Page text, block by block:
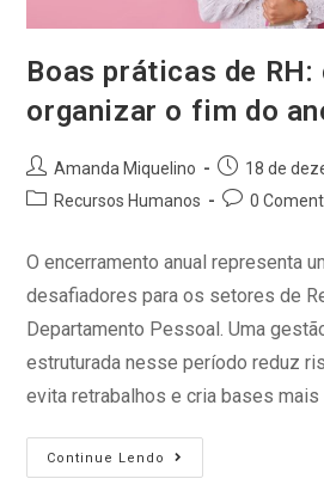
Boas práticas de RH:
organizar o fim do
Amanda Miquelino
18 de
Recursos Humanos
0
O encerramento anual representa
desafiadores para os setores de
Departamento Pessoal. Uma
estruturada nesse período reduz
evita retrabalhos e cria bases mais
Continue Lendo